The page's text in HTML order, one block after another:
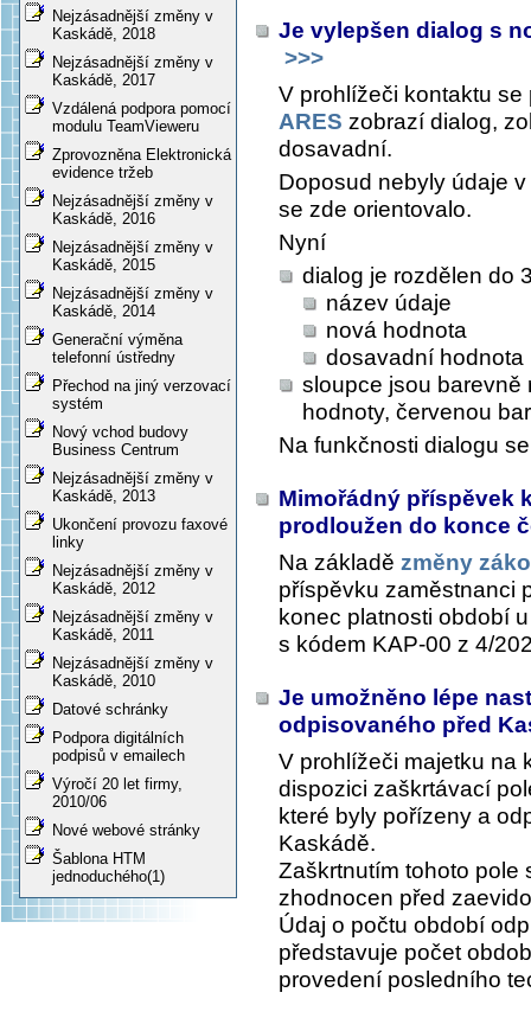
Nejzásadnější změny v
Kaskádě, 2018
Nejzásadnější změny v
Kaskádě, 2017
Vzdálená podpora pomocí
modulu TeamVieweru
Zprovozněna Elektronická
evidence tržeb
Nejzásadnější změny v
Kaskádě, 2016
Nejzásadnější změny v
Kaskádě, 2015
Nejzásadnější změny v
Kaskádě, 2014
Generační výměna
telefonní ústředny
Přechod na jiný verzovací
systém
Nový vchod budovy
Business Centrum
Nejzásadnější změny v
Kaskádě, 2013
Ukončení provozu faxové
linky
Nejzásadnější změny v
Kaskádě, 2012
Nejzásadnější změny v
Kaskádě, 2011
Nejzásadnější změny v
Kaskádě, 2010
Datové schránky
Podpora digitálních
podpisů v emailech
Výročí 20 let firmy,
2010/06
Nové webové stránky
Šablona HTM
jednoduchého(1)
Je vylepšen dialog s
>>>
V prohlížeči kontaktu
ARES zobrazí dialog,
dosavadní.
Doposud nebyly údaje
se zde orientovalo.
Nyní
dialog je rozdělen do
název údaje
nová hodnota
dosavadní hodnota
sloupce jsou barevně
hodnoty, červenou
Na funkčnosti dialogu
Mimořádný příspěvek
prodloužen do konce
Na základě změny
příspěvku zaměstnanci
konec platnosti období
s kódem KAP-00 z 4/
Je umožněno lépe
odpisovaného před
V prohlížeči majetku na
dispozici zaškrtávací
které byly pořízeny a
Kaskádě.
Zaškrtnutím tohoto pole
zhodnocen před
Údaj o počtu období
představuje počet
provedení posledního